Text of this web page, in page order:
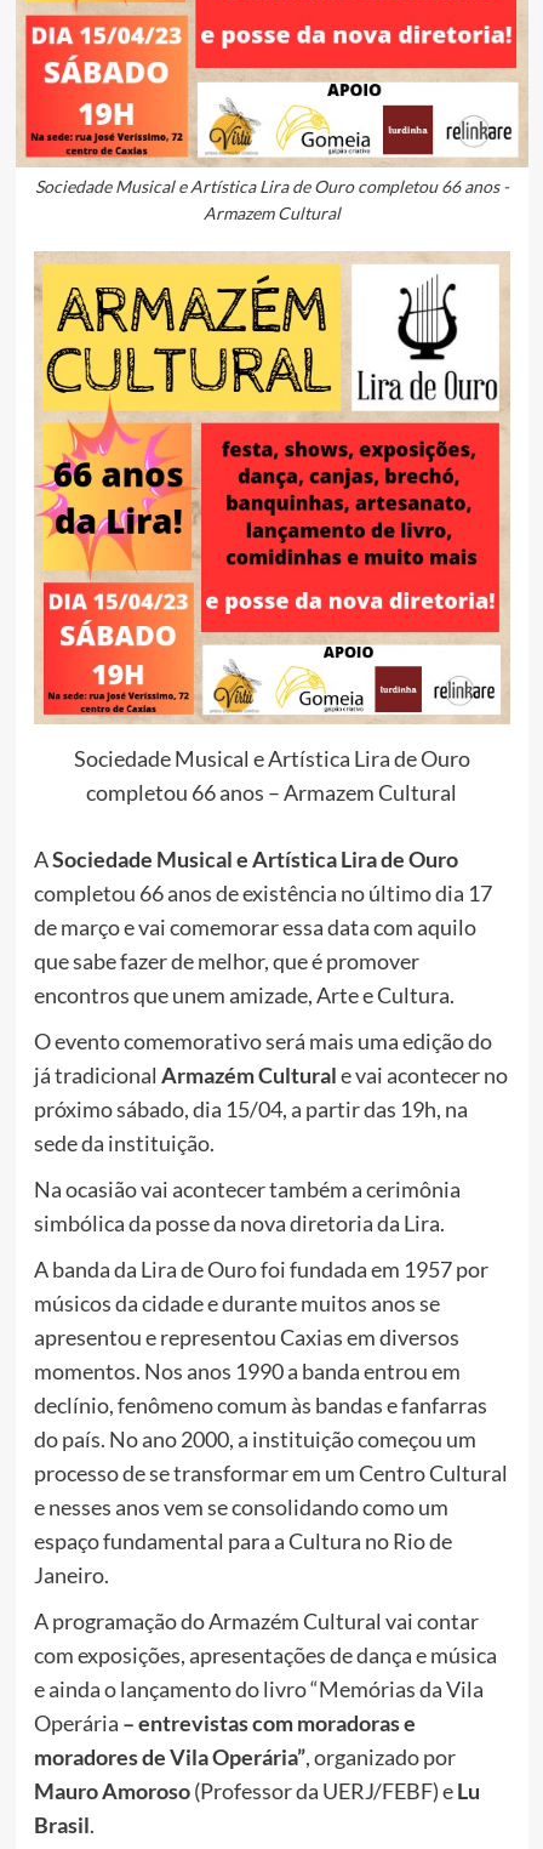
Sociedade Musical e Artística Lira de Ouro completou 66 anos -
Armazem Cultural
Sociedade Musical e Artística Lira de Ouro
completou 66 anos – Armazem Cultural
ASociedade Musical e Artística Lira de Ouro
completou 66 anos de existência no último dia 17
de março e vai comemorar essa data com aquilo
que sabe fazer de melhor, que é promover
encontros que unem amizade, Arte e Cultura.
O evento comemorativo será mais uma edição do
já tradicional Armazém Culturale vai acontecer no
próximo sábado, dia 15/04, a partir das 19h, na
sede da instituição.
Na ocasião vai acontecer também a cerimônia
simbólica da posse da nova diretoria da Lira.
A banda da Lira de Ouro foi fundada em 1957 por
músicos da cidade e durante muitos anos se
apresentou e representou Caxias em diversos
momentos. Nos anos 1990 a banda entrou em
declínio, fenômeno comum às bandas e fanfarras
do país. No ano 2000, a instituição começou um
processo de se transformar em um Centro Cultural
e nesses anos vem se consolidando como um
espaço fundamental para a Cultura no Rio de
Janeiro.
A programação do Armazém Cultural vai contar
com exposições, apresentações de dança e música
e ainda o lançamento do livro “Memórias da Vila
Operária – entrevistas com moradoras e
moradores de Vila Operária”, organizado por
Mauro Amoroso(Professor da UERJ/FEBF) eLu
Brasil.